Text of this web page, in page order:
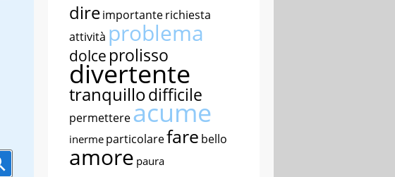
direimportanterichiesta
attività problema
dolce prolisso
divertente
tranquillodifficile
permettereacume
inerme particolarefare bello
amore paura